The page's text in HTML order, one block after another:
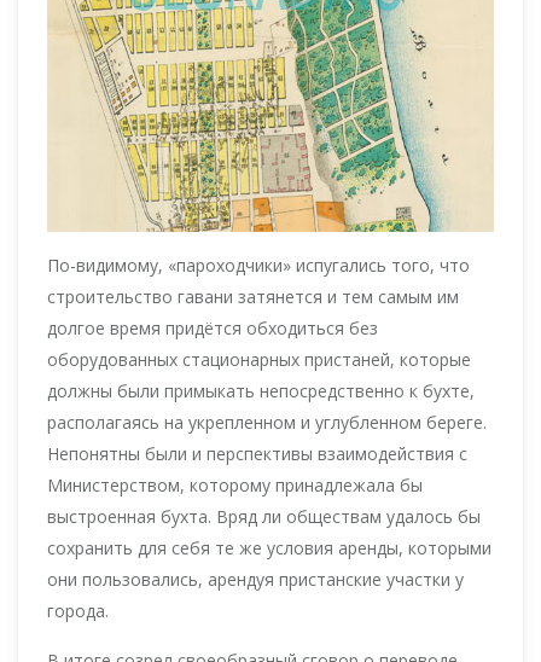
По-видимому, «пароходчики» испугались того, что
строительство гавани затянется и тем самым им
долгое время придётся обходиться без
оборудованных стационарных пристаней, которые
должны были примыкать непосредственно к бухте,
располагаясь на укрепленном и углубленном береге.
Непонятны были и перспективы взаимодействия с
Министерством, которому принадлежала бы
выстроенная бухта. Вряд ли обществам удалось бы
сохранить для себя те же условия аренды, которыми
они пользовались, арендуя пристанские участки у
города.